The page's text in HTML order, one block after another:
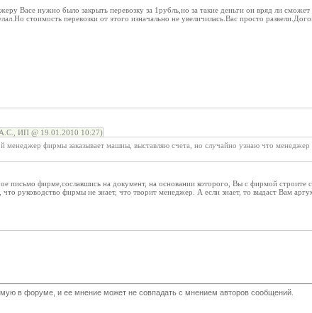
Васе нужно было закрыть перевозку за 1рубль,но за такие деньги он вряд ли
стоимость перевозки от этого изначально не увеличилась.Вас просто
ИП @ 19.01.2010 10:27)
менеджер фирмы заказывает машиы, выставляю счета, но случайно узнаю что
письмо фирме,сославшись на документ, на основании которого, Вы с фирмой строите
руководство фирмы не знает, что творит менеджер. А если знает, то выдаст Вам
в форуме, и ее мнение может не совпадать с мнением авторов сообщений.